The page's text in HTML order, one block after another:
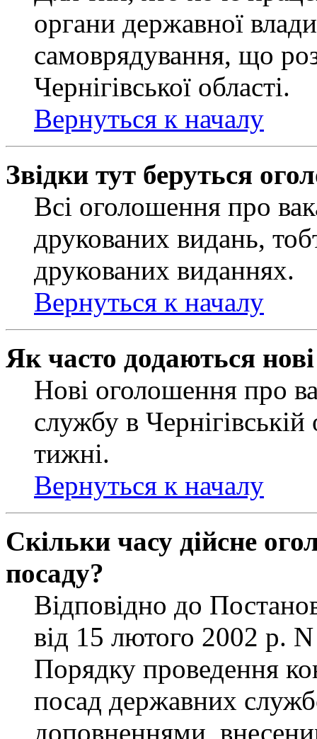
органи державної
самоврядування, що
Чернігівської області.
Вернуться к началу
Звідки тут беруться
Всі оголошення про
друкованих видань,
друкованих виданнях.
Вернуться к началу
Як часто додаються
Нові оголошення про
службу в
тижні.
Вернуться к началу
Скільки часу дійсне
посаду?
Відповідно до
від 15 лютого 2002 р.
Порядку проведення
посад державних
доповненнями,